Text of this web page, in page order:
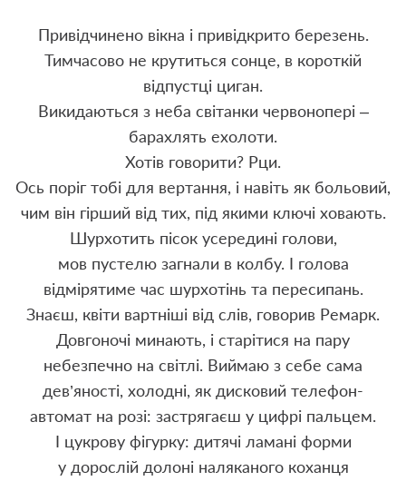
Привідчинено вікна і привідкрито березень.
Тимчасово не крутиться сонце, в короткій
відпустці циган.
Викидаються з неба світанки червонопері –
барахлять ехолоти.
Хотів говорити? Рци.
Ось поріг тобі для вертання, і навіть як больовий,
чим він гірший від тих, під якими ключі ховають.
Шурхотить пісок усередині голови,
мов пустелю загнали в колбу. І голова
відмірятиме час шурхотінь та пересипань.
Знаєш, квіти вартніші від слів, говорив Ремарк.
Довгоночі минають, і старітися на пару
небезпечно на світлі. Виймаю з себе сама
дев’яності, холодні, як дисковий телефон-
автомат на розі: застрягаєш у цифрі пальцем.
І цукрову фігурку: дитячі ламані форми
у дорослій долоні наляканого коханця